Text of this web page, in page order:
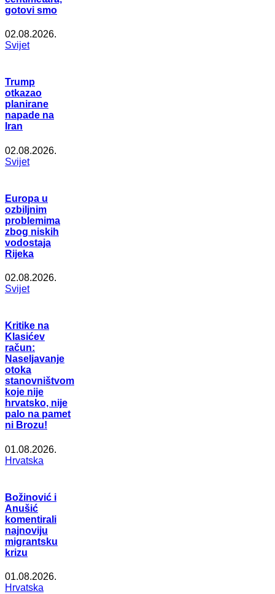
gotovi smo
02.08.2026.
Svijet
Trump
otkazao
planirane
napade na
Iran
02.08.2026.
Svijet
Europa u
ozbiljnim
problemima
zbog niskih
vodostaja
Rijeka
02.08.2026.
Svijet
Kritike na
Klasićev
račun:
Naseljavanje
otoka
stanovništvom
koje nije
hrvatsko, nije
palo na pamet
ni Brozu!
01.08.2026.
Hrvatska
Božinović i
Anušić
komentirali
najnoviju
migrantsku
krizu
01.08.2026.
Hrvatska